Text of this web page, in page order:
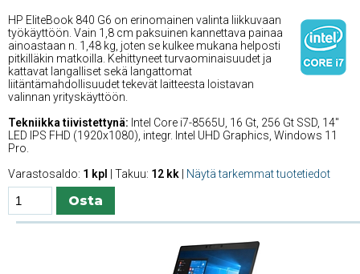
HP EliteBook 840 G6 on erinomainen valinta liikkuvaan
työkäyttöön. Vain 1,8 cm paksuinen kannettava painaa
ainoastaan n. 1,48 kg, joten se kulkee mukana helposti
pitkilläkin matkoilla. Kehittyneet turvaominaisuudet ja
kattavat langalliset sekä langattomat
liitäntämahdollisuudet tekevät laitteesta loistavan
valinnan yrityskäyttöön.
Tekniikka tiivistettynä: Intel Core i7-8565U, 16 Gt, 256 Gt SSD, 14''
LED IPS FHD (1920x1080), integr. Intel UHD Graphics, Windows 11
Pro.
Varastosaldo: 1 kpl | Takuu: 12 kk Näytä tarkemmat tuotetiedot